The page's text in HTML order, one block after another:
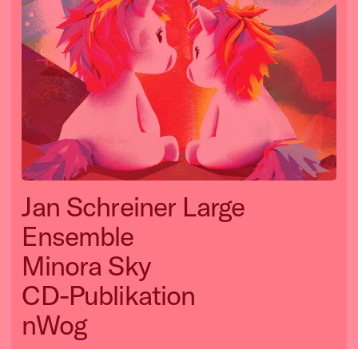
Jan Schreiner Large
Ensemble
Minora Sky
CD-Publikation
nWog